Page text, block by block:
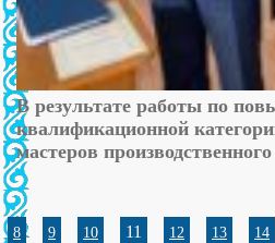
В результате работы по
квалификационной
мастеров
8 9 10 11 12 13 14